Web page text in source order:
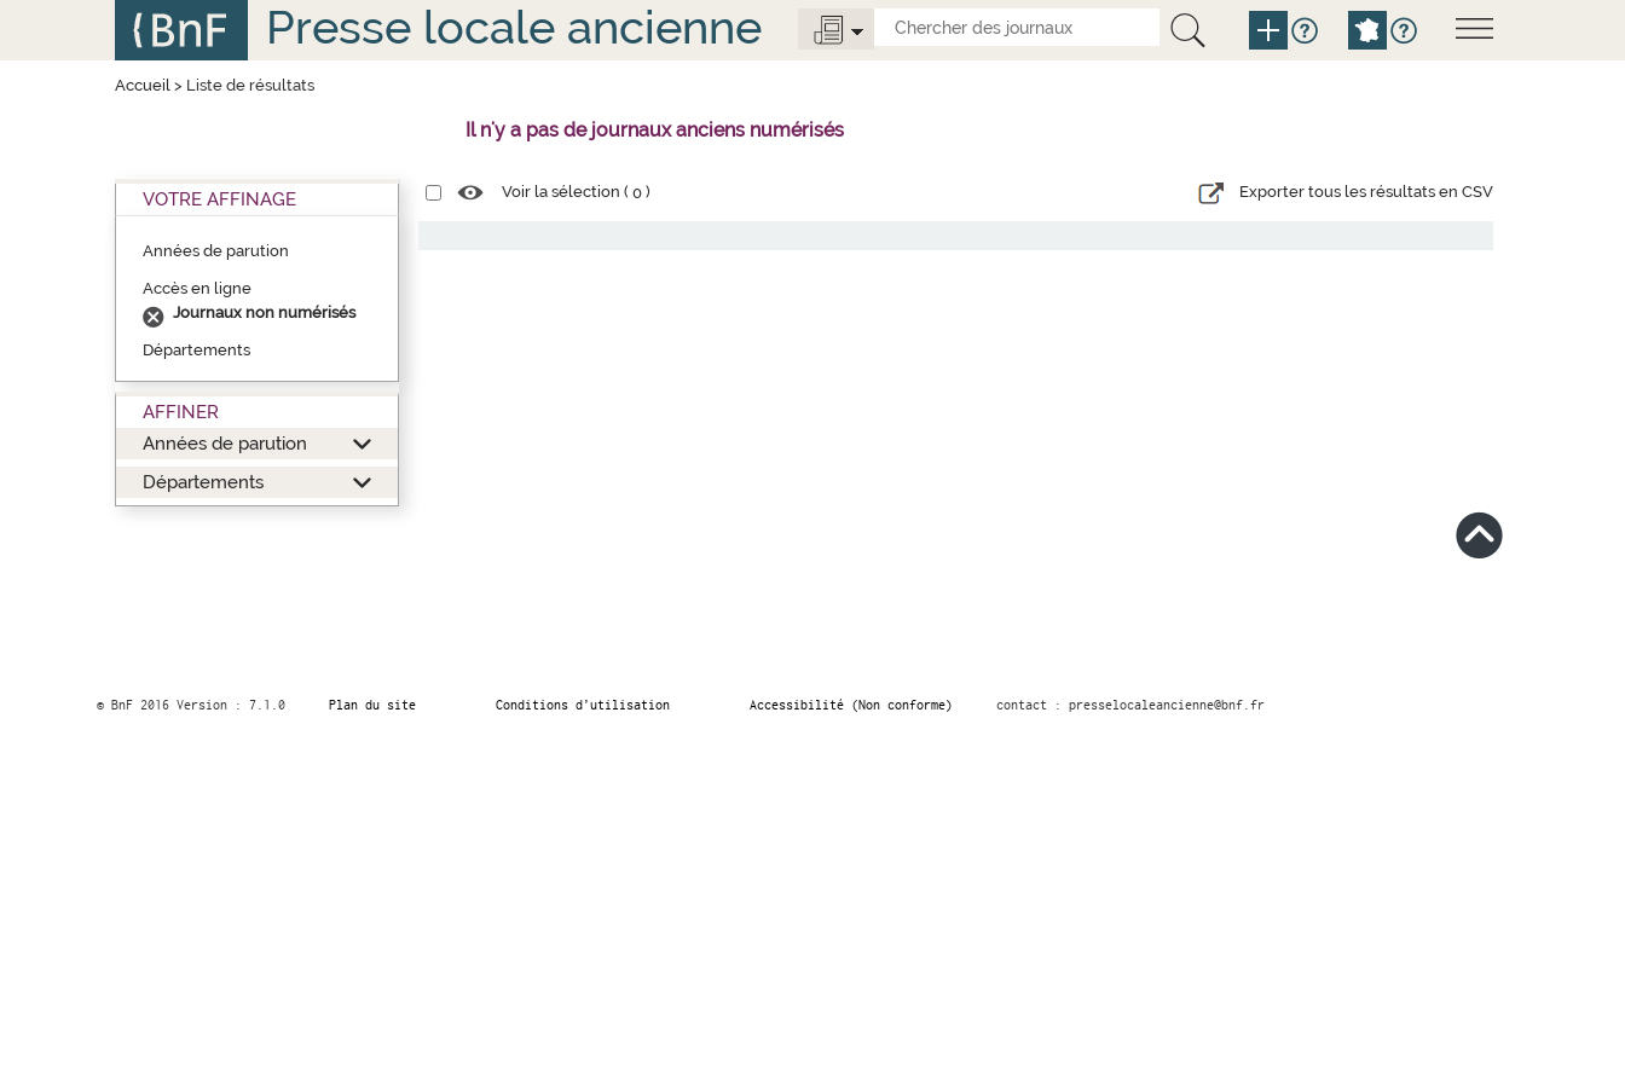
Presse locale ancienne
Accueil> Liste de résultats
Il n'y a pas de journaux anciens numérisés
VOTRE AFFINAGE
Années de parution
Accès en ligne
Journaux non numérisés
Départements
AFFINER
Années de parution
Départements
Voir la sélection (0 ) Exporter tous les résultats en CSV
© BnF 2016 Version : 7.1.0 Plan du site Conditions d’utilisation Accessibilité (Non conforme) contact : presselocaleancienne@bnf.fr
Panneau de gestion des cookies